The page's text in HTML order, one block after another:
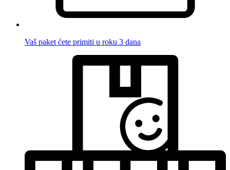
Vaš paket ćete primiti u roku 3 dana